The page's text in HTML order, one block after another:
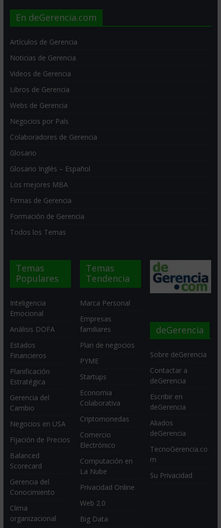
En deGerencia.com
Artículos de Gerencia
Noticias de Gerencia
Videos de Gerencia
Libros de Gerencia
Webs de Gerencia
Negocios por País
Colaboradores de Gerencia
Glosario
Glosario Inglés – Español
Los mejores MBA
Firmas de Gerencia
Formación de Gerencia
Todos los Temas
Temas
Populares
Inteligencia
Emocional
Análisis DOFA
Estados
Financieros
Planificación
Estratégica
Gerencia del
Cambio
Negocios en USA
Fijación de Precios
Balanced
Scorecard
Gerencia del
Conocimiento
Clima
organizacional
Temas
Tendencia
Marca Personal
Empresas
familiares
Plan de negocios
PYME
Startups
Economia
Colaborativa
Criptomonedas
Comercio
Electrónico
Computación en
La Nube
Privacidad Online
Web 2.0
Big Data
deGerencia
Sobre deGerencia
Contactar a
deGerencia
Escribir en
deGerencia
Aliados
deGerencia
TecnoGerencia.co
m
Su Privacidad